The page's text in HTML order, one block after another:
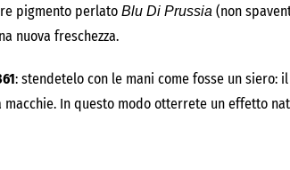
pigmento perlato Blu Di Prussia (non
nuova freschezza.
: stendetelo con le mani come fosse un
macchie. In questo modo otterrete un effetto